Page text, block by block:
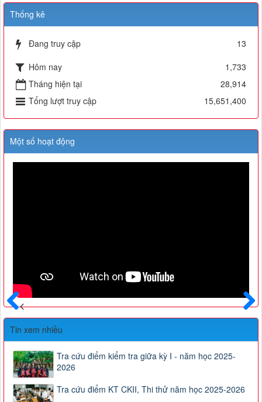
Thống kê
Đang truy cập
13
Hôm nay
1,733
Tháng hiện tại
28,914
Tổng lượt truy cập
15,651,400
Một số hoạt động
Sau
Trước
Tin xem nhiều
Tra cứu điểm kiểm tra giữa kỳ I - năm học 2025-
2026
Tra cứu điểm KT CKII, Thi thử năm học 2025-2026